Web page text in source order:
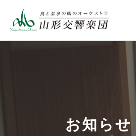
お知らせ